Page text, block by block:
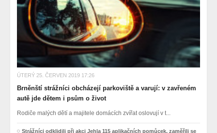
ÚTERÝ 25. ČERVEN 2019 17:26
Brněnští strážníci obcházejí parkoviště a varují: v zavřeném
autě jde dětem i psům o život
Rodiče malých dětí a majitele domácích zvířat oslovují v t...
Strážníci odklidili při akci Jehla 115 aplikačních pomůcek, zaměřili se